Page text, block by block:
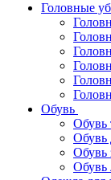
Головные
Обувь
Обувь
Обувь
Обувь
Обувь